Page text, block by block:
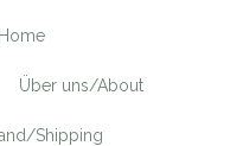
Über uns/About
Shipping